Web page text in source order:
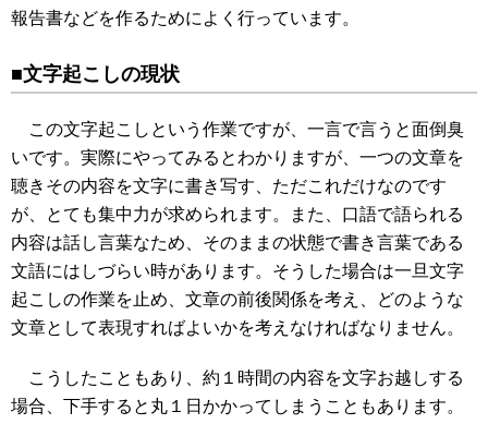
報告書などを作るためによく行っています。
■文字起こしの現状
この文字起こしという作業ですが、一言で言うと面倒臭
いです。実際にやってみるとわかりますが、一つの文章を
聴きその内容を文字に書き写す、ただこれだけなのです
が、とても集中力が求められます。また、口語で語られる
内容は話し言葉なため、そのままの状態で書き言葉である
文語にはしづらい時があります。そうした場合は一旦文字
起こしの作業を止め、文章の前後関係を考え、どのような
文章として表現すればよいかを考えなければなりません。
こうしたこともあり、約１時間の内容を文字お越しする
場合、下手すると丸１日かかってしまうこともあります。